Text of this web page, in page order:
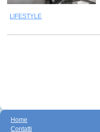
LIFESTYLE
Home
Contatti